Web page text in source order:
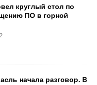
круглый стол по
ПО в горной
начала разговор. В